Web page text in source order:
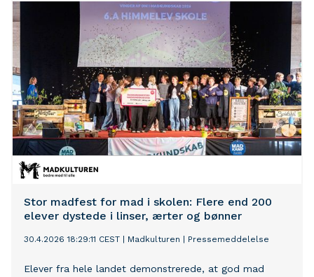
Stor madfest for mad i skolen: Flere end 200
elever dystede i linser, ærter og bønner
30.4.2026 18:29:11 CEST Madkulturen Pressemeddelelse
Elever fra hele landet demonstrerede, at god mad